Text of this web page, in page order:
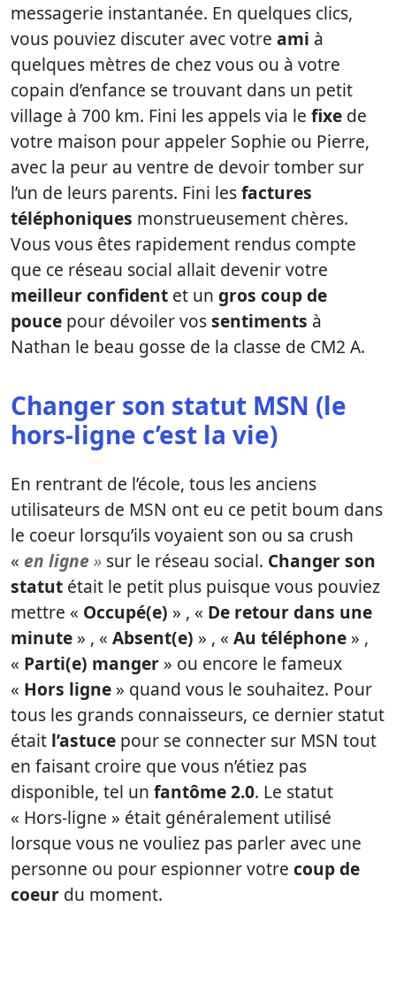
messagerie instantanée. En quelques clics,
vous pouviez discuter avec votre ami à
quelques mètres de chez vous ou à votre
copain d’enfance se trouvant dans un petit
village à 700 km. Fini les appels via le fixe de
votre maison pour appeler Sophie ou Pierre,
avec la peur au ventre de devoir tomber sur
l’un de leurs parents. Fini lesfactures
téléphoniques monstrueusement chères.
Vous vous êtes rapidement rendus compte
que ce réseau social allait devenir votre
meilleur confident et un gros coup de
pouce pour dévoiler vossentiments à
Nathan le beau gosse de la classe de CM2 A.
Changer son statut MSN (le
hors-ligne c’est la vie)
En rentrant de l’école, tous les anciens
utilisateurs de MSN ont eu ce petit boum dans
le coeur lorsqu’ils voyaient son ou sa crush
« en ligne» sur le réseau social. Changer son
statut était le petit plus puisque vous pouviez
mettre « Occupé(e) » , « De retour dans une
minute » , « Absent(e) » , « Au téléphone » ,
« Parti(e) manger » ou encore le fameux
« Hors ligne » quand vous le souhaitez. Pour
tous les grands connaisseurs, ce dernier statut
était l’astuce pour se connecter sur MSN tout
en faisant croire que vous n’étiez pas
disponible, tel un fantôme 2.0. Le statut
« Hors-ligne » était généralement utilisé
lorsque vous ne vouliez pas parler avec une
personne ou pour espionner votre coup de
coeur du moment.